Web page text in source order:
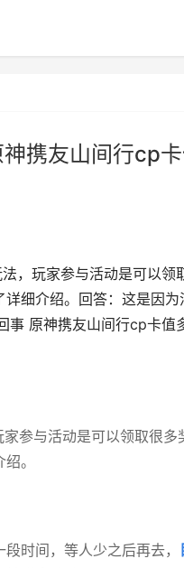
携友山间行cp
，玩家参与活动是可以领
细介绍。回答：这是因
事 原神携友山间行cp卡值
参与活动是可以领取很多
。
时间，等人少之后再去，